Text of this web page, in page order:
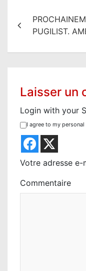
PUGILIST.
Laisser un
Login with your
I agree to my
Votre adresse e-
Commentaire